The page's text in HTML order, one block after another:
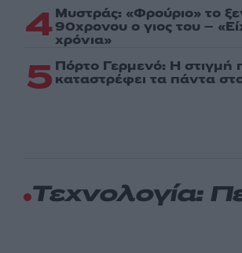
4 Μυστράς: «Φρούριο» το
90χρονου ο γιος του –
χρόνια»
5 Πόρτο Γερμενό: Η στιγμή
καταστρέφει τα πάντα
Τεχνολογία: